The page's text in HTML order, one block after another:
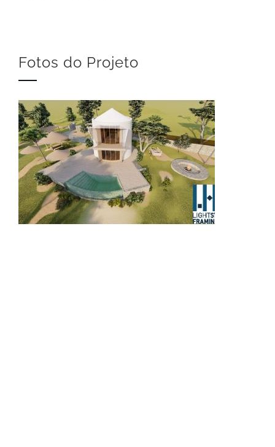
Fotos do Projeto